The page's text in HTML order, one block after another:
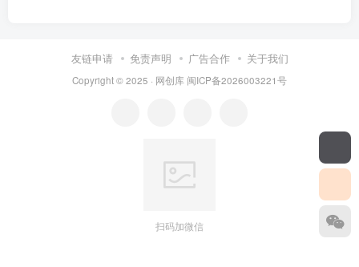
友链申请 免责声明 广告合作 关于我们
Copyright © 2025 · 网创库 闽ICP备2026003221号
扫码加微信